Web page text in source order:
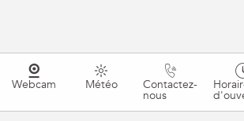
Webcam Météo Contactez-
nous